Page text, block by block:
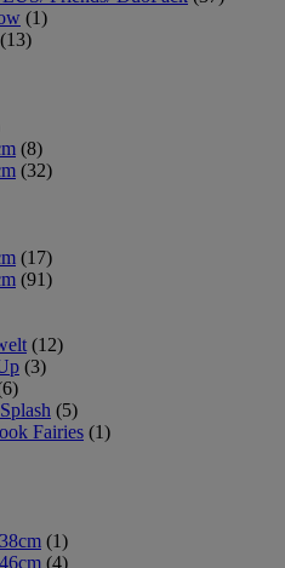
(1)
(13)
(8)
(32)
(17)
(91)
(12)
(3)
(5)
Fairies (1)
(1)
(4)